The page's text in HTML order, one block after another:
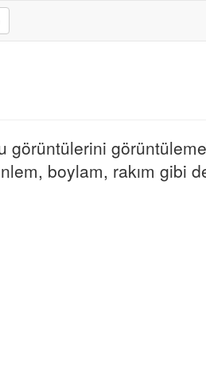
görüntülerini
boylam, rakım gibi